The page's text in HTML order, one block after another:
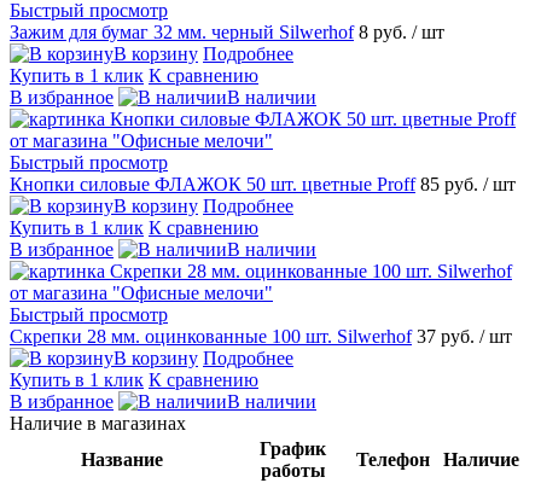
Быстрый просмотр
Зажим для бумаг 32 мм. черный Silwerhof 8 руб. / шт
В корзину Подробнее
Купить в 1 клик К сравнению
В избранное
В наличии
Быстрый просмотр
Кнопки силовые ФЛАЖОК 50 шт. цветные Proff 85 руб. / шт
В корзину Подробнее
Купить в 1 клик К сравнению
В избранное
В наличии
Быстрый просмотр
Скрепки 28 мм. оцинкованные 100 шт. Silwerhof 37 руб. / шт
В корзину Подробнее
Купить в 1 клик К сравнению
В избранное
В наличии
Наличие в магазинах
Название
График
работы
Телефон
Наличие